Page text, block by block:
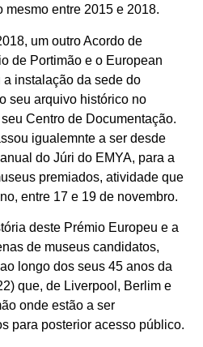
entre 2015 e 2018.
um outro Acordo de
de Portimão e o European
a instalação da sede do
seu arquivo histórico no
Centro de Documentação.
igualemnte a ser desde
do Júri do EMYA, para a
premiados, atividade que
entre 17 e 19 de novembro.
deste Prémio Europeu e a
de museus candidatos,
longo dos seus 45 anos da
que, de Liverpool, Berlim e
onde estão a ser
para posterior acesso público.